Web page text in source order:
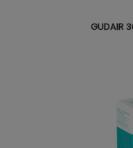
GUDAIR